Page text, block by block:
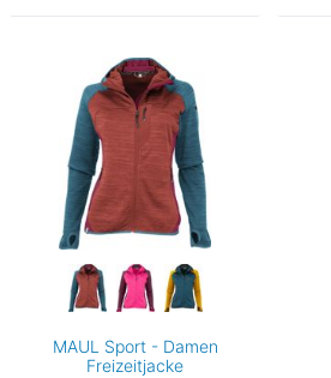
MAUL Sport - Damen
Freizeitjacke